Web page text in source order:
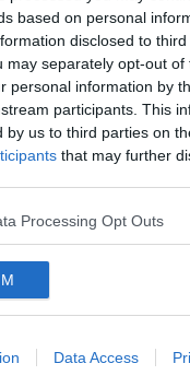
based on personal
disclosed to
may separately opt-out of
personal information by
participants. This
by us to third parties on
that may further
Processing Opt Outs
Data Access
Marcella Amadio e
sia riconosciuta
confermando e
l’attribuzione di
mercato che purtroppo,
sono sempre più
la legge sulla
Coldiretti che ha
le loro attività ed aprirsi
che molti territorio